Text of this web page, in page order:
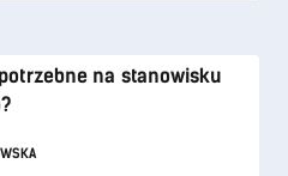
na stanowisku